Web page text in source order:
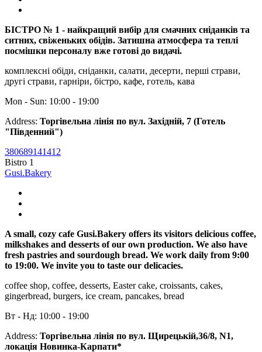
БІСТРО № 1 - найкращий вибір для смачних сніданків та
ситних, свіженьких обідів. Затишна атмосфера та теплі
посмішки персоналу вже готові до видачі.
комплексні обіди, сніданки, салати, десерти, перші страви,
другі страви, гарніри, бістро, кафе, готель, кава
Mon - Sun: 10:00 - 19:00
Address: Торгівельна лінія по вул. Західній, 7 (Готель
"Південний")
380689141412
Bistro 1
Gusi.Bakery
A small, cozy cafe Gusi.Bakery offers its visitors delicious coffee,
milkshakes and desserts of our own production. We also have
fresh pastries and sourdough bread. We work daily from 9:00
to 19:00. We invite you to taste our delicacies.
coffee shop, coffee, desserts, Easter cake, croissants, cakes,
gingerbread, burgers, ice cream, pancakes, bread
Вт - Нд: 10:00 - 19:00
Address: Торгівельна лінія по вул. Щирецькій,36/8, N1,
локація Новинка-Карпати*